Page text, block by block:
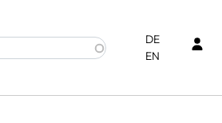
DE
EN